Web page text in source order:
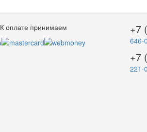
К оплате принимаем +7
646-
+7
221-